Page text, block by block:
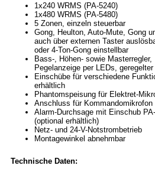
1x240 WRMS (PA-5240)
1x480 WRMS (PA-5480)
5 Zonen, einzeln steuerbar
Gong, Heulton, Auto-Mute, Gong
auch über externen Taster
oder 4-Ton-Gong einstellbar
Bass-, Höhen- sowie Masterregler,
Pegelanzeige per LEDs,
Einschübe für verschiedene
erhältlich
Phantomspeisung für Elektret-
Anschluss für Kommandomikrofon
Alarm-Durchsage mit Einschub
(optional erhältlich)
Netz- und 24-V-Notstrombetrieb
Montagewinkel abnehmbar
Technische Daten: